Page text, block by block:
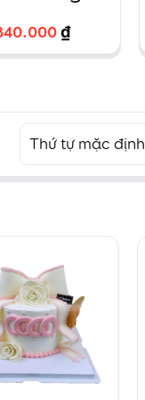
hình chữ
nhật
₫
₫
Thứ tự mặc định